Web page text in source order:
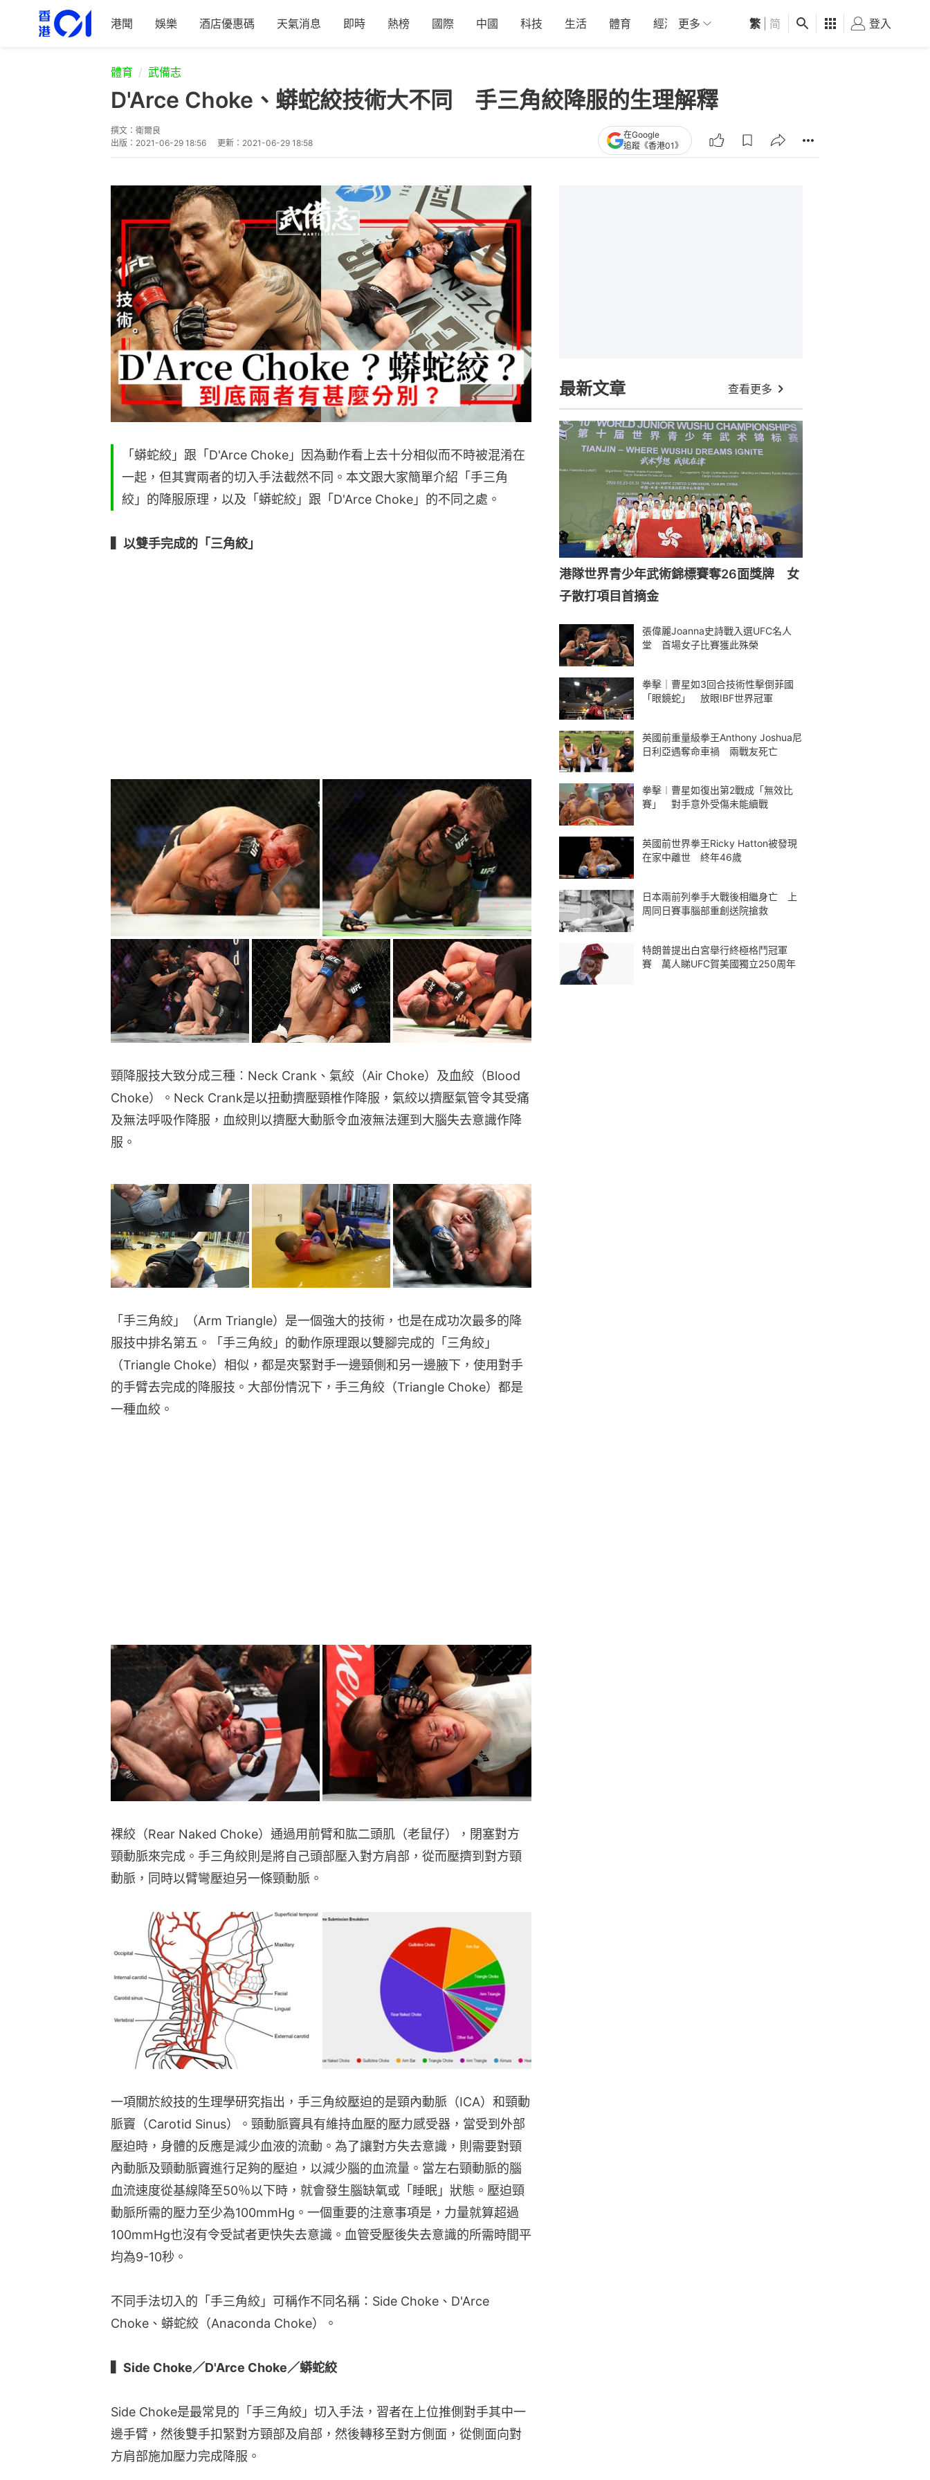
港聞 娛樂 酒店優惠碼 天氣消息 即時 熱榜 國際 中國 科技 生活 體育 經濟 01深圳 觀點 健康 好食玩飛
更多 繁 简 登入
體育 武備志
D'Arce Choke、蟒蛇絞技術大不同 手三角絞降服的生理解釋
撰文： 衛爾良
出版： 2021-06-29 18:56 更新： 2021-06-29 18:58
在Google
追蹤《香港01》
「蟒蛇絞」跟「D'Arce Choke」因為動作看上去十分相似而不時被混淆在
一起，但其實兩者的切入手法截然不同。本文跟大家簡單介紹「手三角
絞」的降服原理，以及「蟒蛇絞」跟「D'Arce Choke」的不同之處。
▍以雙手完成的「三角絞」
頸降服技大致分成三種︰Neck Crank、氣絞（Air Choke）及血絞（Blood
Choke）。Neck Crank是以扭動擠壓頸椎作降服，氣絞以擠壓氣管令其受痛
及無法呼吸作降服，血絞則以擠壓大動脈令血液無法運到大腦失去意識作降
服。
「手三角絞」（Arm Triangle）是一個強大的技術，也是在成功次最多的降
服技中排名第五。「手三角絞」的動作原理跟以雙腳完成的「三角絞」
（Triangle Choke）相似，都是夾緊對手一邊頸側和另一邊腋下，使用對手
的手臂去完成的降服技。大部份情況下，手三角絞（Triangle Choke）都是
一種血絞。
裸絞（Rear Naked Choke）通過用前臂和肱二頭肌（老鼠仔），閉塞對方
頸動脈來完成。手三角絞則是將自己頭部壓入對方肩部，從而壓擠到對方頸
動脈，同時以臂彎壓迫另一條頸動脈。
一項關於絞技的生理學研究指出，手三角絞壓迫的是頸內動脈（ICA）和頸動
脈竇（Carotid Sinus）。頸動脈竇具有維持血壓的壓力感受器，當受到外部
壓迫時，身體的反應是減少血液的流動。為了讓對方失去意識，則需要對頸
內動脈及頸動脈竇進行足夠的壓迫，以減少腦的血流量。當左右頸動脈的腦
血流速度從基線降至50％以下時，就會發生腦缺氧或「睡眠」狀態。壓迫頸
動脈所需的壓力至少為100mmHg。一個重要的注意事項是，力量就算超過
100mmHg也沒有令受試者更快失去意識。血管受壓後失去意識的所需時間平
均為9-10秒。
不同手法切入的「手三角絞」可稱作不同名稱：Side Choke、D'Arce
Choke、蟒蛇絞（Anaconda Choke）。
▍Side Choke／D'Arce Choke／蟒蛇絞
Side Choke是最常見的「手三角絞」切入手法，習者在上位推側對手其中一
邊手臂，然後雙手扣緊對方頸部及肩部，然後轉移至對方側面，從側面向對
方肩部施加壓力完成降服。
最新文章 查看更多
港隊世界青少年武術錦標賽奪26面獎牌 女
子散打項目首摘金
張偉麗Joanna史詩戰入選UFC名人
堂 首場女子比賽獲此殊榮
拳擊｜曹星如3回合技術性擊倒菲國
「眼鏡蛇」 放眼IBF世界冠軍
英國前重量級拳王Anthony Joshua尼
日利亞遇奪命車禍 兩戰友死亡
拳擊︱曹星如復出第2戰成「無效比
賽」 對手意外受傷未能續戰
英國前世界拳王Ricky Hatton被發現
在家中離世 終年46歲
日本兩前列拳手大戰後相繼身亡 上
周同日賽事腦部重創送院搶救
特朗普提出白宮舉行終極格鬥冠軍
賽 萬人睇UFC賀美國獨立250周年